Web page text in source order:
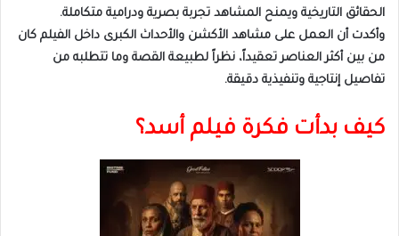
الحقائق التاريخية ويمنح المشاهد تجربة بصرية ودرامية متكاملة.
وأكدت أن العمل على مشاهد الأكشن والأحداث الكبرى داخل الفيلم كان
من بين أكثر العناصر تعقيداً، نظراً لطبيعة القصة وما تتطلبه من
تفاصيل إنتاجية وتنفيذية دقيقة.
كيف بدأت فكرة فيلم أسد؟